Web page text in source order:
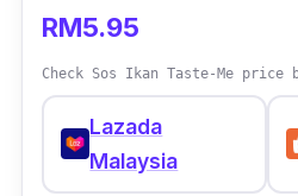
RM5.95
Check Sos Ikan Taste-Me price
Lazada
Malaysia